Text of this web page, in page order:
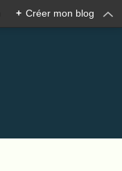
+ Créer mon blog